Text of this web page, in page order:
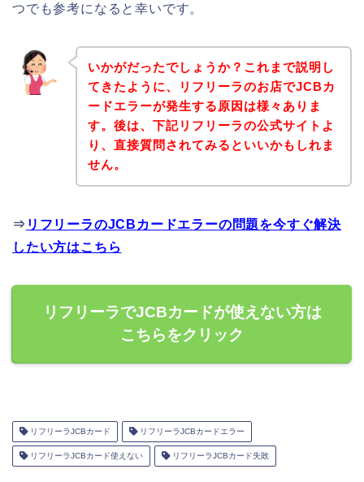
つでも参考になると幸いです。
いかがだったでしょうか？これまで説明し
てきたように、リフリーラのお店でJCBカ
ードエラーが発生する原因は様々ありま
す。後は、下記リフリーラの公式サイトよ
り、直接質問されてみるといいかもしれま
せん。
⇒ リフリーラのJCBカードエラーの問題を今すぐ解決
したい方はこちら
リフリーラでJCBカードが使えない方は
こちらをクリック
リフリーラJCBカード リフリーラJCBカードエラー
リフリーラJCBカード使えない リフリーラJCBカード失敗